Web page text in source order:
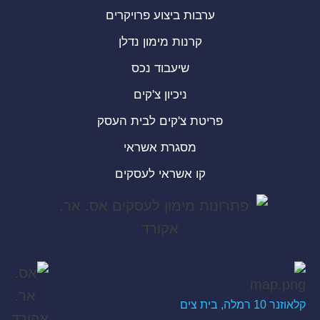
ערבות ביצוע פרויקרים
קרנות מימון נדלן
שיעבוד נכס
ניכיון צ'קים
פריטת צ'קים לבית העסק
מסגרת אשראי
קו אשראי לעסקים
קלאוזנר 10 רמלה, בית צים